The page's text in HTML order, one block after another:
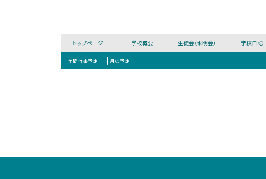
トップページ 学校概要 生徒会（水明会） 学校日記
年間行事予定 月の予定